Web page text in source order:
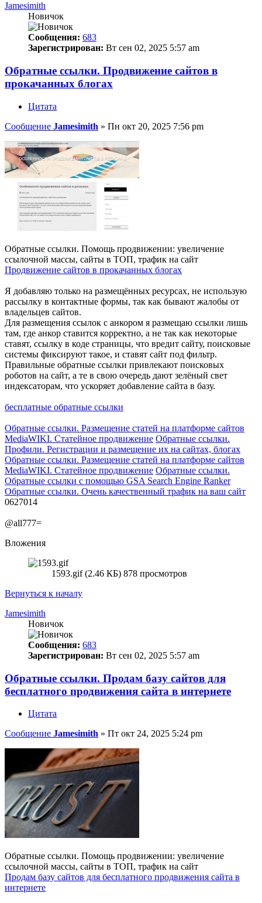
Jamesimith
Новичок
Сообщения: 683
Зарегистрирован: Вт сен 02, 2025 5:57 am
Обратные ссылки. Продвижение сайтов в
прокачанных блогах
Цитата
Сообщение Jamesimith » Пн окт 20, 2025 7:56 pm
Обратные ссылки. Помощь продвижении: увеличение
ссылочной массы, сайты в ТОП, трафик на сайт
Продвижение сайтов в прокачанных блогах
Я добавляю только на размещённых ресурсах, не использую
рассылку в контактные формы, так как бывают жалобы от
владельцев сайтов.
Для размещения ссылок с анкором я размещаю ссылки лишь
там, где анкор ставится корректно, а не так как некоторые
ставят, ссылку в коде страницы, что вредит сайту, поисковые
системы фиксируют такое, и ставят сайт под фильтр.
Правильные обратные ссылки привлекают поисковых
роботов на сайт, а те в свою очередь дают зелёный свет
индексаторам, что ускоряет добавление сайта в базу.
бесплатные обратные ссылки
Обратные ссылки. Размещение статей на платформе сайтов
MediaWIKI. Статейное продвижение Обратные ссылки.
Профили. Регистрации и размещение их на сайтах, блогах
Обратные ссылки. Размещение статей на платформе сайтов
MediaWIKI. Статейное продвижение Обратные ссылки.
Обратные ссылки с помощью GSA Search Engine Ranker
Обратные ссылки. Очень качественный трафик на ваш сайт
0627014
@all777=
Вложения
1593.gif (2.46 КБ) 878 просмотров
Вернуться к началу
Jamesimith
Новичок
Сообщения: 683
Зарегистрирован: Вт сен 02, 2025 5:57 am
Обратные ссылки. Продам базу сайтов для
бесплатного продвижения сайта в интернете
Цитата
Сообщение Jamesimith » Пт окт 24, 2025 5:24 pm
Обратные ссылки. Помощь продвижении: увеличение
ссылочной массы, сайты в ТОП, трафик на сайт
Продам базу сайтов для бесплатного продвижения сайта в
интернете